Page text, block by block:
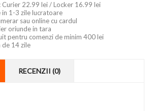
22.99 lei / Locker 16.99 lei
in 1-3 zile lucratoare
sau online cu cardul
oriunde in tara
pentru comenzi de minim 400 lei
de 14 zile
RECENZII (0)